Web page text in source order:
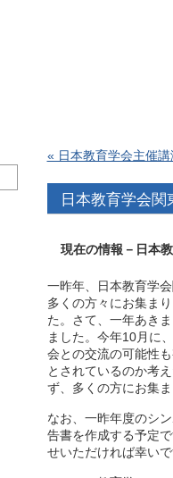
« 日本教育学会主催
日本教育学会
現在の情報－日本
一昨年、日本教育学
多くの方々にお集ま
た。さて、一年あき
ました。今年10月に
会との交流の可能性
とされているのか考
ず、多くの方にお集
なお、一昨年度のシ
告書を作成する予定
せいただければ幸いで